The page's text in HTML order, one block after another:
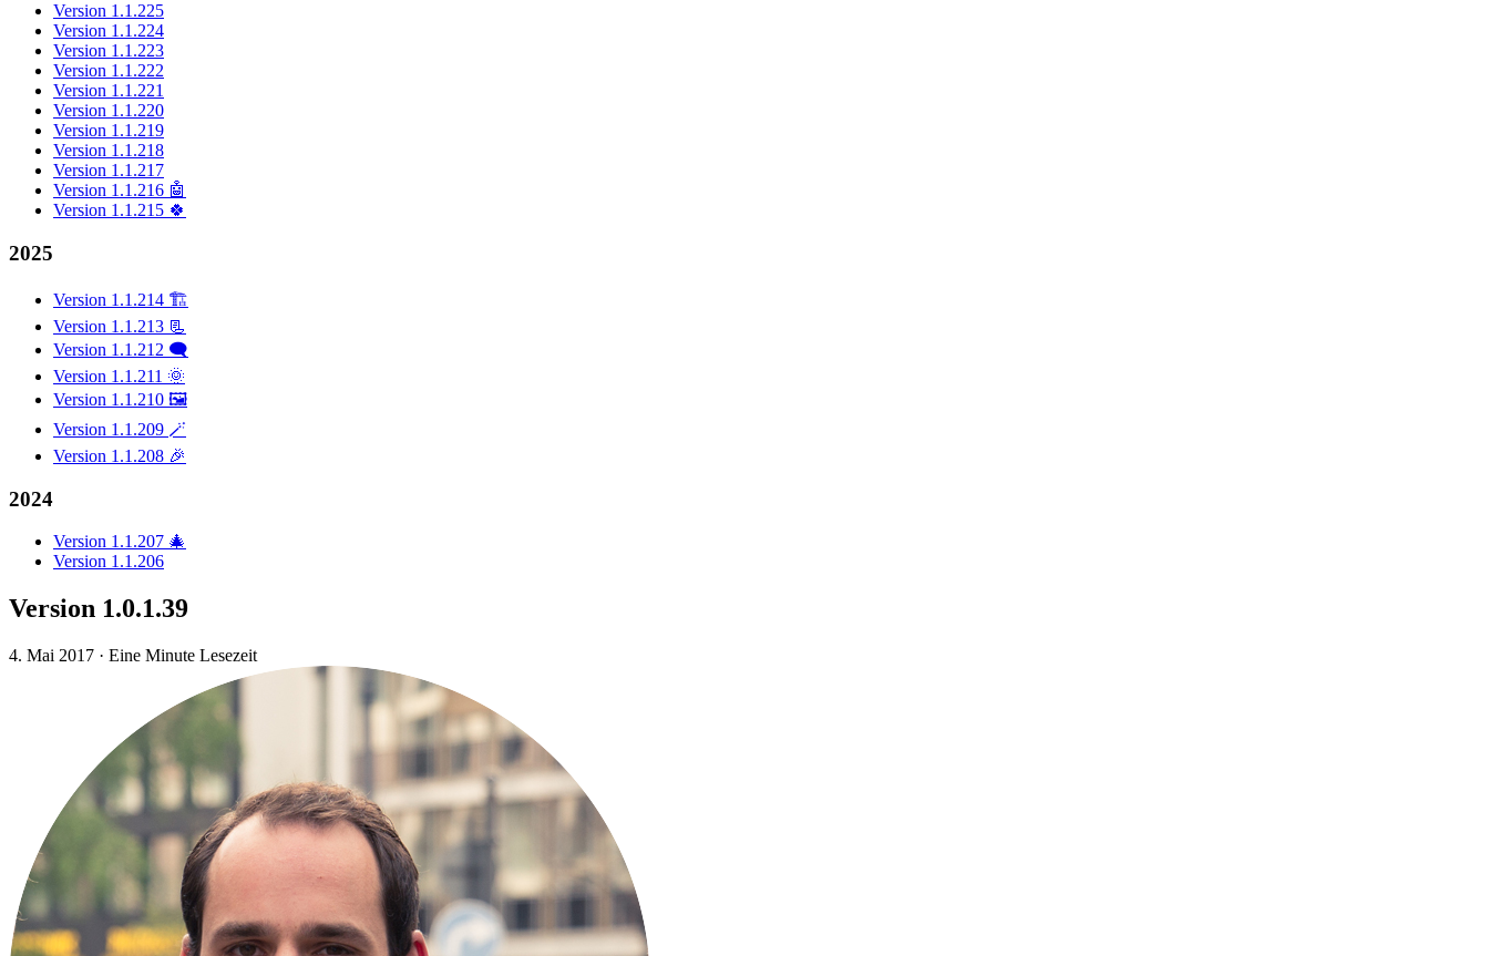
Version 1.1.225
Version 1.1.224
Version 1.1.223
Version 1.1.222
Version 1.1.221
Version 1.1.220
Version 1.1.219
Version 1.1.218
Version 1.1.217
Version 1.1.216 🤖
Version 1.1.215 🍀
2025
Version 1.1.214 🏗️
Version 1.1.213 📃
Version 1.1.212 🗨️
Version 1.1.211 🌞
Version 1.1.210 🖼️
Version 1.1.209 🪄
Version 1.1.208 🎉
2024
Version 1.1.207 🎄
Version 1.1.206
Version 1.0.1.39
4. Mai 2017 · Eine Minute Lesezeit